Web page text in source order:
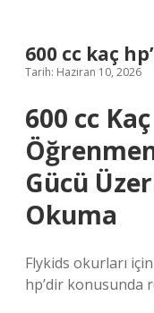
600 cc kaç
Tarih: Haziran 10, 2026
600 cc
Gücü
Okuma
Flykids okurları
hp’dir konusunda